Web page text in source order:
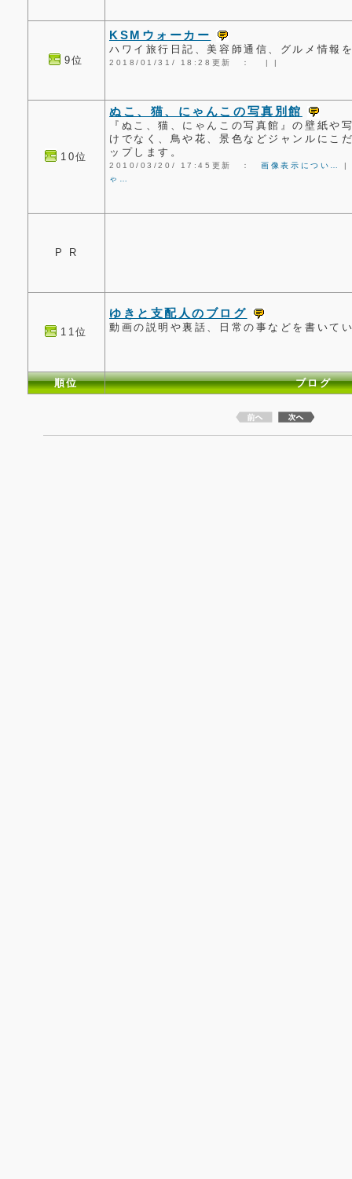
9位
KSMウォーカー
ハワイ旅行日記、美容師通信、グルメ情報
2018/01/31/ 18:28更新 ： | |
10位
ぬこ、猫、にゃんこの写真別館
『ぬこ、猫、にゃんこの写真館』の壁紙や
けでなく、鳥や花、景色などジャンルにこ
ップします。
2010/03/20/ 17:45更新 ：画像表示につい…
ゃ…
P R
11位
ゆきと支配人のブログ
動画の説明や裏話、日常の事などを書いて
順位 ブログ